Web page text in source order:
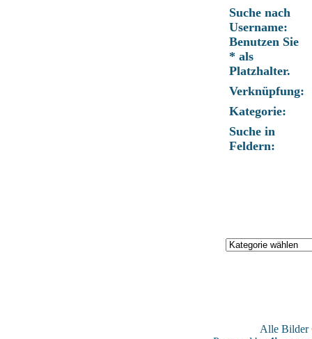
Suche nach
Username:
Benutzen Sie
* als
Platzhalter.
Verknüpfung:
Kategorie:
Suche in
Feldern:
Alle